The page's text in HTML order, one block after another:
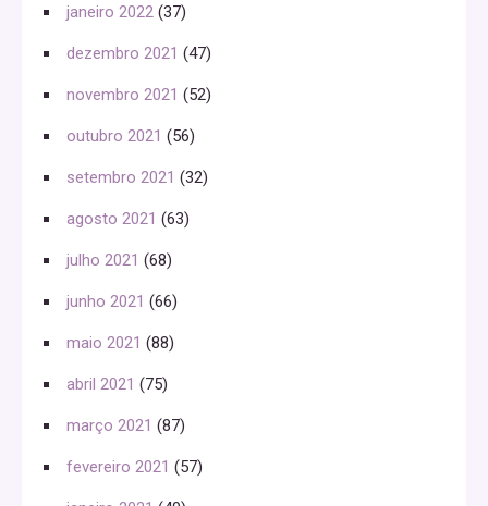
janeiro 2022 (37)
dezembro 2021 (47)
novembro 2021 (52)
outubro 2021 (56)
setembro 2021 (32)
agosto 2021 (63)
julho 2021 (68)
junho 2021 (66)
maio 2021 (88)
abril 2021 (75)
março 2021 (87)
fevereiro 2021 (57)